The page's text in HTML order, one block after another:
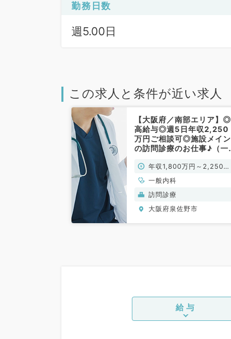
勤務日数
週5.00日
この求人と条件が近い求人
【大阪府／南部エリア】◎
高給与◎週5日年収2,250
万円ご相談可◎施設メイン
の訪問診療のお仕事♪（一
年収1,800万円～2,250万
一般内科
訪問診療
大阪府泉佐野市
給与